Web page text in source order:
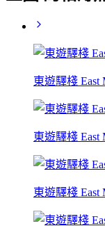
東遊驛棧 East
東遊驛棧 East
東遊驛棧 East